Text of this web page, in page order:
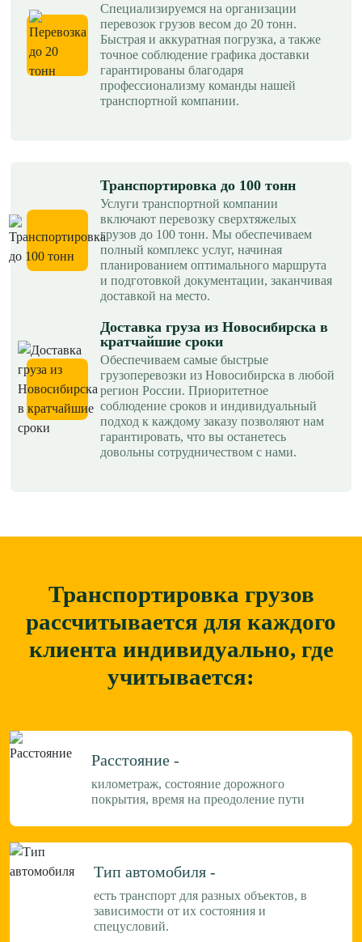
Специализируемся на организации
перевозок грузов весом до 20 тонн.
Быстрая и аккуратная погрузка, а также
точное соблюдение графика доставки
гарантированы благодаря
профессионализму команды нашей
транспортной компании.
Транспортировка до 100 тонн
Услуги транспортной компании
включают перевозку сверхтяжелых
грузов до 100 тонн. Мы обеспечиваем
полный комплекс услуг, начиная
планированием оптимального маршрута
и подготовкой документации, заканчивая
доставкой на место.
Доставка груза из Новосибирска в
кратчайшие сроки
Обеспечиваем самые быстрые
грузоперевозки из Новосибирска в любой
регион России. Приоритетное
соблюдение сроков и индивидуальный
подход к каждому заказу позволяют нам
гарантировать, что вы останетесь
довольны сотрудничеством с нами.
Транспортировка грузов
рассчитывается для каждого
клиента индивидуально, где
учитывается:
Расстояние -
километраж, состояние дорожного
покрытия, время на преодоление пути
Тип автомобиля -
есть транспорт для разных объектов, в
зависимости от их состояния и
спецусловий.